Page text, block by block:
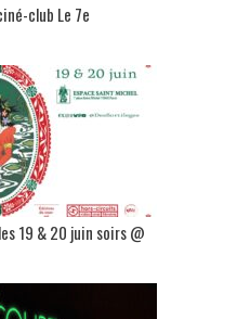
club Le 7e
19 & 20 juin soirs @